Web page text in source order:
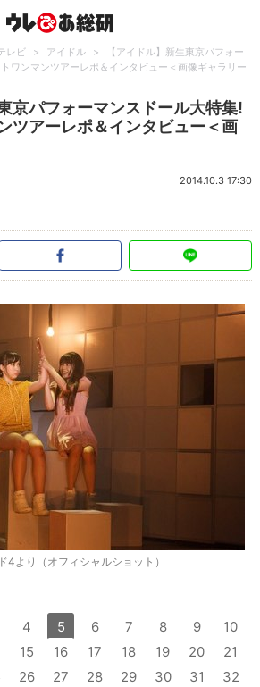
レビ > アイドル >
【アイドル】新生東京パフォー
ワンマンツアーレポ＆インタビュー＜画像ギャラリー
京パフォーマンスドール大特集!
ツアーレポ＆インタビュー＜画
2014.10.3 17:30
4より（オフィシャルショット）
4 5 6 7 8 9
10
15 16 17 18 19 20
21
26 27 28 29 30 31
32